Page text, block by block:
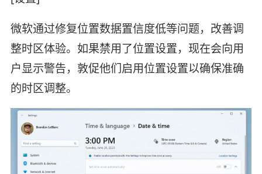
微软通过修复位置数据置信度低等问题，改善调
整时区体验。如果禁用了位置设置，现在会向用
户显示警告，敦促他们启用位置设置以确保准确
的时区调整。